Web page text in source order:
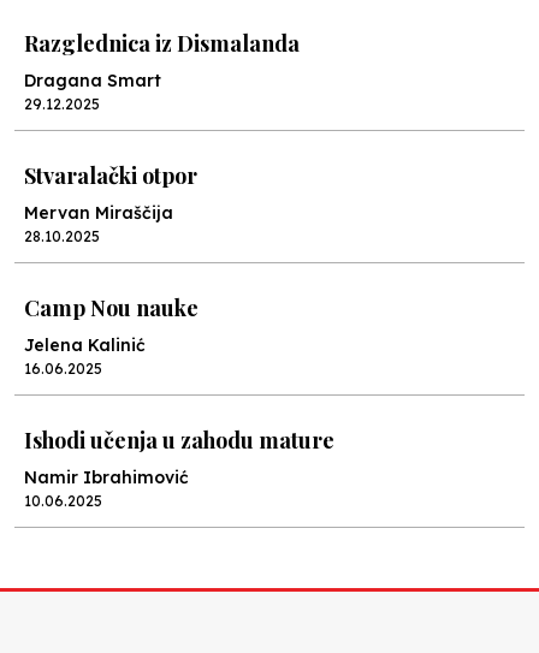
Razglednica iz Dismalanda
Dragana Smart
29.12.2025
Stvaralački otpor
Mervan Miraščija
28.10.2025
Camp Nou nauke
Jelena Kalinić
16.06.2025
Ishodi učenja u zahodu mature
Namir Ibrahimović
10.06.2025